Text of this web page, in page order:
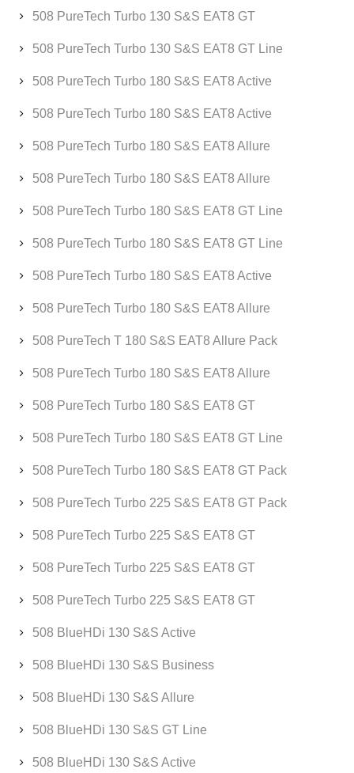
508 PureTech Turbo 130 S&S EAT8 GT
508 PureTech Turbo 130 S&S EAT8 GT Line
508 PureTech Turbo 180 S&S EAT8 Active
508 PureTech Turbo 180 S&S EAT8 Active
508 PureTech Turbo 180 S&S EAT8 Allure
508 PureTech Turbo 180 S&S EAT8 Allure
508 PureTech Turbo 180 S&S EAT8 GT Line
508 PureTech Turbo 180 S&S EAT8 GT Line
508 PureTech Turbo 180 S&S EAT8 Active
508 PureTech Turbo 180 S&S EAT8 Allure
508 PureTech T 180 S&S EAT8 Allure Pack
508 PureTech Turbo 180 S&S EAT8 Allure
508 PureTech Turbo 180 S&S EAT8 GT
508 PureTech Turbo 180 S&S EAT8 GT Line
508 PureTech Turbo 180 S&S EAT8 GT Pack
508 PureTech Turbo 225 S&S EAT8 GT Pack
508 PureTech Turbo 225 S&S EAT8 GT
508 PureTech Turbo 225 S&S EAT8 GT
508 PureTech Turbo 225 S&S EAT8 GT
508 BlueHDi 130 S&S Active
508 BlueHDi 130 S&S Business
508 BlueHDi 130 S&S Allure
508 BlueHDi 130 S&S GT Line
508 BlueHDi 130 S&S Active